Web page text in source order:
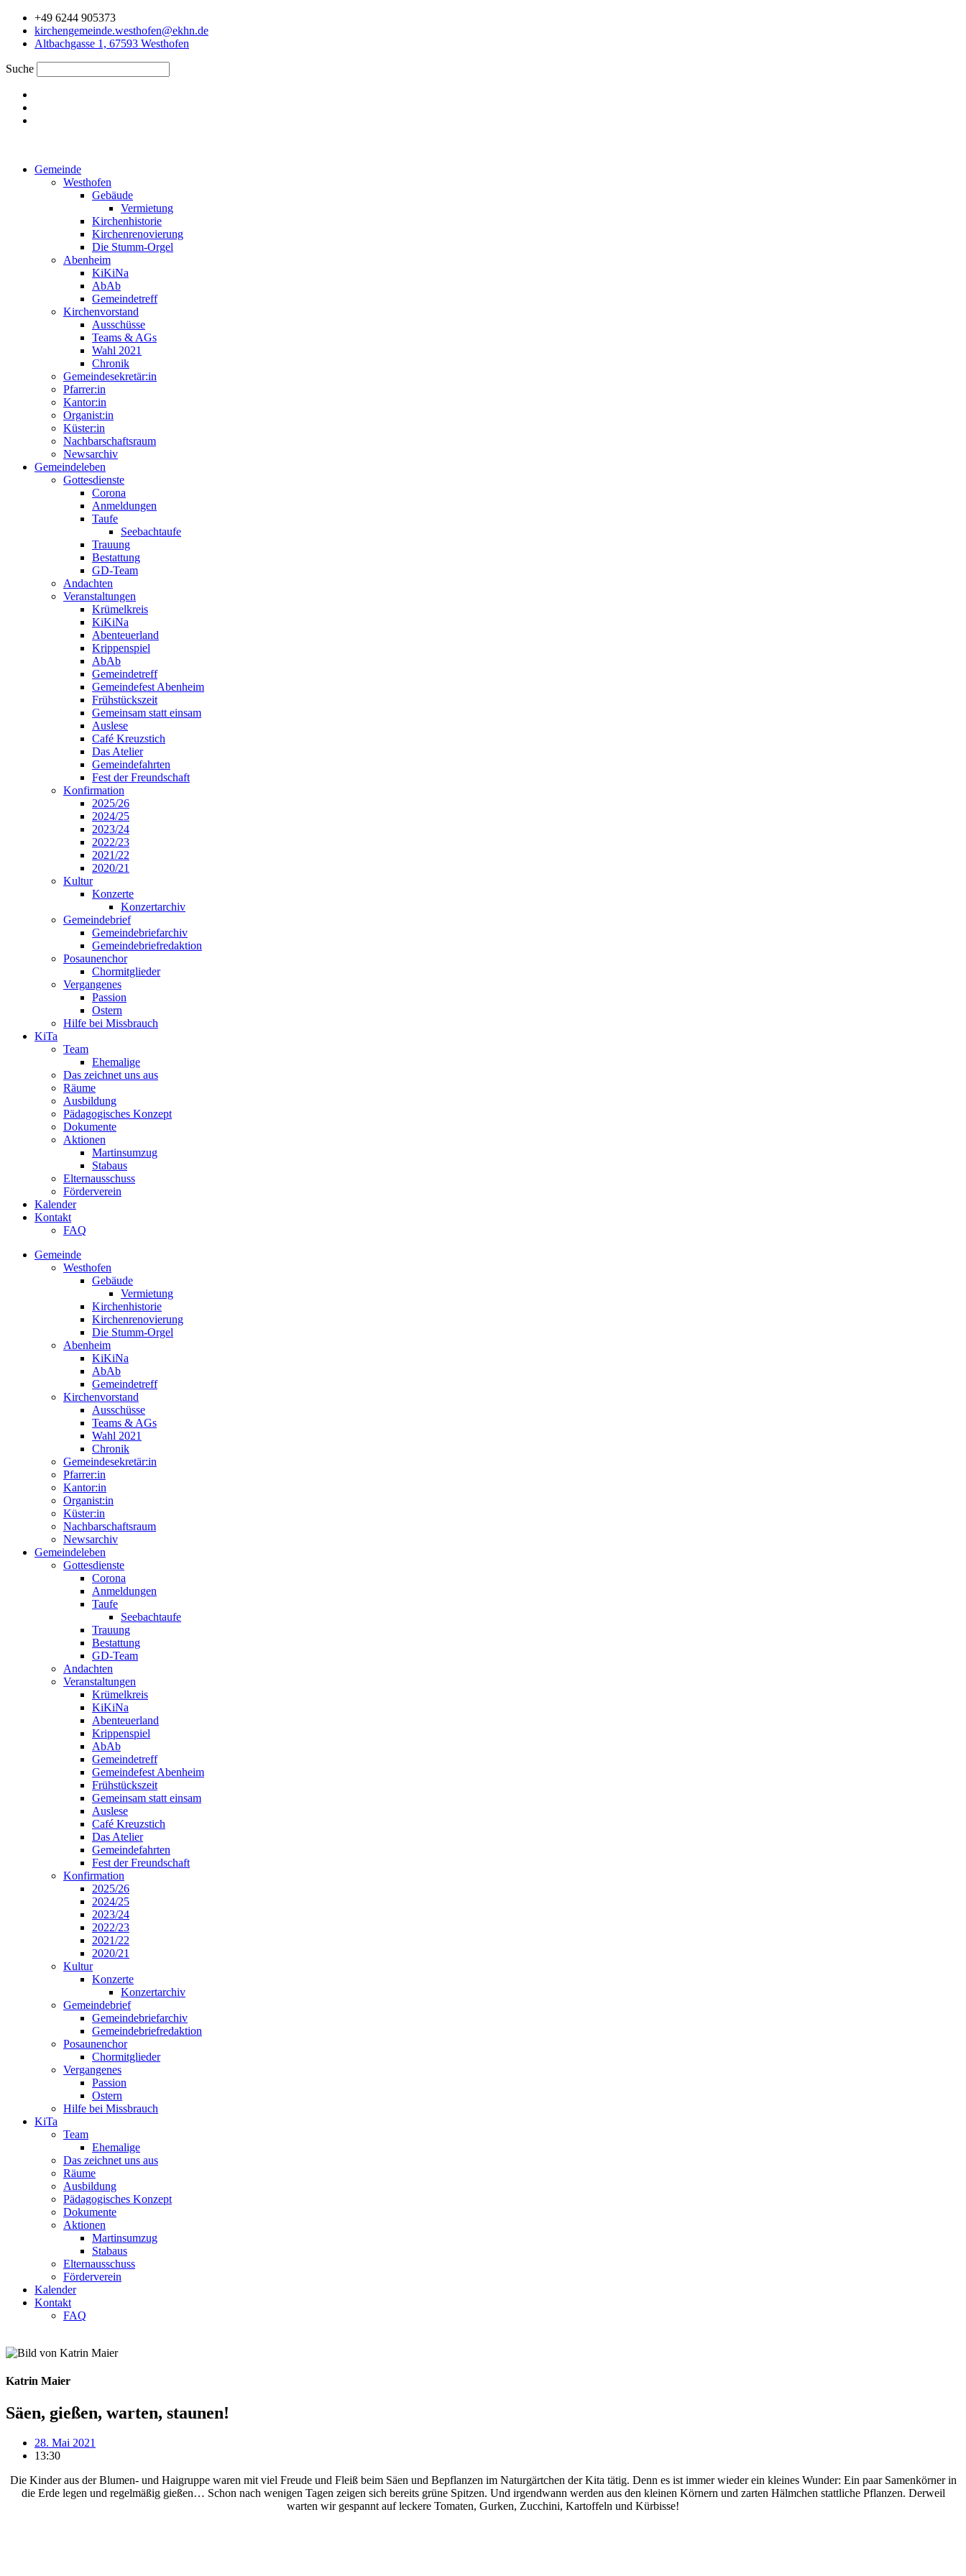
Zum
Inhalt
springen
+49 6244 905373
kirchengemeinde.westhofen@ekhn.de
Altbachgasse 1, 67593 Westhofen
Suche
Gemeinde
Westhofen
Gebäude
Vermietung
Kirchenhistorie
Kirchenrenovierung
Die Stumm-Orgel
Abenheim
KiKiNa
AbAb
Gemeindetreff
Kirchenvorstand
Ausschüsse
Teams & AGs
Wahl 2021
Chronik
Gemeindesekretär:in
Pfarrer:in
Kantor:in
Organist:in
Küster:in
Nachbarschaftsraum
Newsarchiv
Gemeindeleben
Gottesdienste
Corona
Anmeldungen
Taufe
Seebachtaufe
Trauung
Bestattung
GD-Team
Andachten
Veranstaltungen
Krümelkreis
KiKiNa
Abenteuerland
Krippenspiel
AbAb
Gemeindetreff
Gemeindefest Abenheim
Frühstückszeit
Gemeinsam statt einsam
Auslese
Café Kreuzstich
Das Atelier
Gemeindefahrten
Fest der Freundschaft
Konfirmation
2025/26
2024/25
2023/24
2022/23
2021/22
2020/21
Kultur
Konzerte
Konzertarchiv
Gemeindebrief
Gemeindebriefarchiv
Gemeindebriefredaktion
Posaunenchor
Chormitglieder
Vergangenes
Passion
Ostern
Hilfe bei Missbrauch
KiTa
Team
Ehemalige
Das zeichnet uns aus
Räume
Ausbildung
Pädagogisches Konzept
Dokumente
Aktionen
Martinsumzug
Stabaus
Elternausschuss
Förderverein
Kalender
Kontakt
FAQ
Gemeinde
Westhofen
Gebäude
Vermietung
Kirchenhistorie
Kirchenrenovierung
Die Stumm-Orgel
Abenheim
KiKiNa
AbAb
Gemeindetreff
Kirchenvorstand
Ausschüsse
Teams & AGs
Wahl 2021
Chronik
Gemeindesekretär:in
Pfarrer:in
Kantor:in
Organist:in
Küster:in
Nachbarschaftsraum
Newsarchiv
Gemeindeleben
Gottesdienste
Corona
Anmeldungen
Taufe
Seebachtaufe
Trauung
Bestattung
GD-Team
Andachten
Veranstaltungen
Krümelkreis
KiKiNa
Abenteuerland
Krippenspiel
AbAb
Gemeindetreff
Gemeindefest Abenheim
Frühstückszeit
Gemeinsam statt einsam
Auslese
Café Kreuzstich
Das Atelier
Gemeindefahrten
Fest der Freundschaft
Konfirmation
2025/26
2024/25
2023/24
2022/23
2021/22
2020/21
Kultur
Konzerte
Konzertarchiv
Gemeindebrief
Gemeindebriefarchiv
Gemeindebriefredaktion
Posaunenchor
Chormitglieder
Vergangenes
Passion
Ostern
Hilfe bei Missbrauch
KiTa
Team
Ehemalige
Das zeichnet uns aus
Räume
Ausbildung
Pädagogisches Konzept
Dokumente
Aktionen
Martinsumzug
Stabaus
Elternausschuss
Förderverein
Kalender
Kontakt
FAQ
Katrin Maier
Säen, gießen, warten, staunen!
28. Mai 2021
13:30
Die Kinder aus der Blumen- und Haigruppe waren mit viel Freude und Fleiß beim Säen und Bepflanzen im Naturgärtchen der Kita tätig. Denn es ist immer wieder ein kleines Wunder: Ein paar Samenkörner in
die Erde legen und regelmäßig gießen… Schon nach wenigen Tagen zeigen sich bereits grüne Spitzen. Und irgendwann werden aus den kleinen Körnern und zarten Hälmchen stattliche Pflanzen. Derweil
warten wir gespannt auf leckere Tomaten, Gurken, Zucchini, Kartoffeln und Kürbisse!